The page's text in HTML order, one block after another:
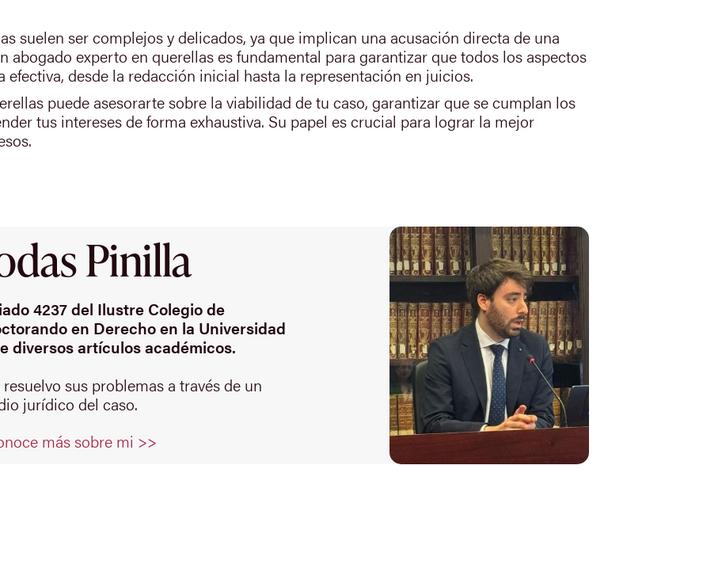
suelen ser complejos y delicados, ya que implican una acusación directa de una
abogado experto en querellas es fundamental para garantizar que todos los aspectos
efectiva, desde la redacción inicial hasta la representación en juicios.
puede asesorarte sobre la viabilidad de tu caso, garantizar que se cumplan los
tus intereses de forma exhaustiva. Su papel es crucial para lograr la mejor
Pinilla
4237 del Ilustre Colegio de
en Derecho en la Universidad
diversos artículos académicos.
sus problemas a través de un
jurídico del caso.
más sobre mi >>